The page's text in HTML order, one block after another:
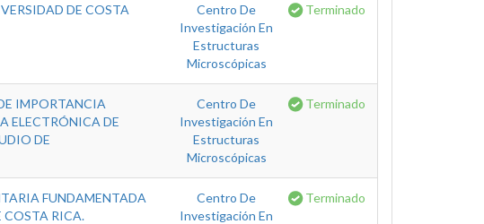
DE COSTA
Centro De
Investigación En
Estructuras
Microscópicas
Terminado
IMPORTANCIA
ELECTRÓNICA DE
DE
Centro De
Investigación En
Estructuras
Microscópicas
Terminado
FUNDAMENTADA
COSTA RICA.
Centro De
Investigación En
Terminado